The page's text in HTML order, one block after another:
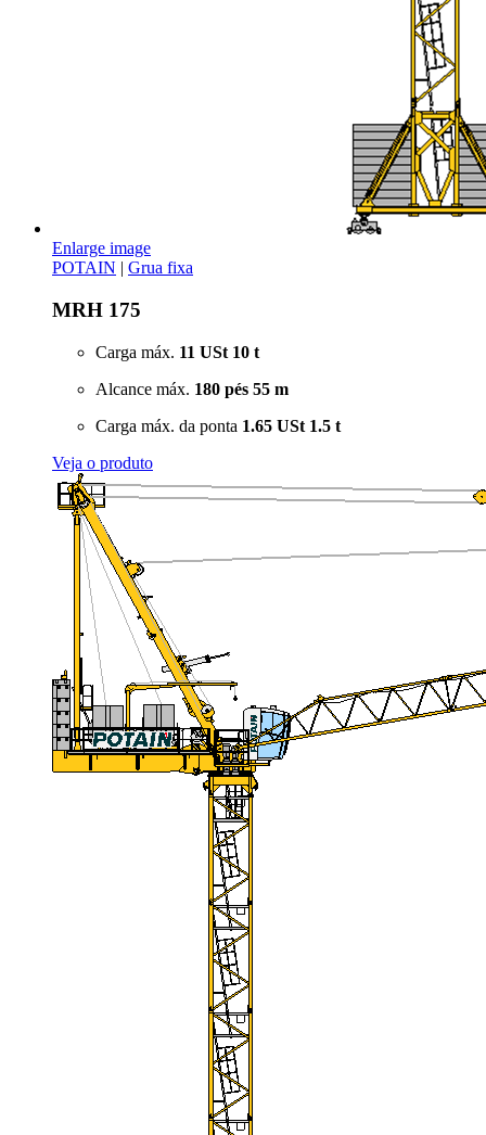
Enlarge image
POTAIN | Grua fixa
MRH 175
Carga máx. 11 USt 10 t
Alcance máx. 180 pés 55 m
Carga máx. da ponta 1.65 USt 1.5 t
Veja o produto